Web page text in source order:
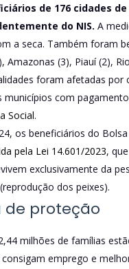
de 176 cidades
do NIS. A
a seca. Também foram
Amazonas (3), Piauí (2),
foram afetadas
municípios com
Social.
os beneficiários do
pela Lei 14.601/2023,
exclusivamente da
dos peixes).
de proteção
milhões de famílias
emprego e